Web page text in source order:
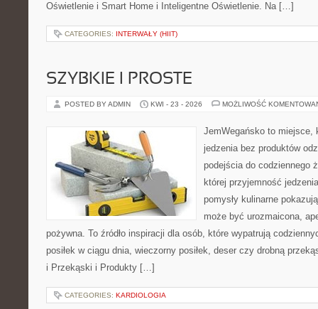
Oświetlenie i Smart Home i Inteligentne Oświetlenie. Na […]
CATEGORIES: INTERWAŁY (HIIT)
SZYBKIE I PROSTE
POSTED BY ADMIN KWI - 23 - 2026 MOŻLIWOŚĆ
JemWegańsko to miejsce,
jedzenia bez produktów
podejścia do codziennego
której przyjemność
pomysły kulinarne
może być urozmaicona,
pożywna. To źródło inspiracji dla osób, które wypatrują
posiłek w ciągu dnia, wieczorny posiłek, deser czy drobną
i Przekąski i Produkty […]
CATEGORIES: KARDIOLOGIA